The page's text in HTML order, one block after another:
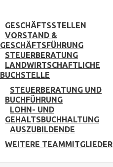
GESCHÄFTSSTELLEN
VORSTAND &
GESCHÄFTSFÜHRUNG
STEUERBERATUNG
LANDWIRTSCHAFTLICHE
BUCHSTELLE
STEUERBERATUNG UND
BUCHFÜHRUNG
LOHN- UND
GEHALTSBUCHHALTUNG
AUSZUBILDENDE
WEITERE TEAMMITGLIEDER